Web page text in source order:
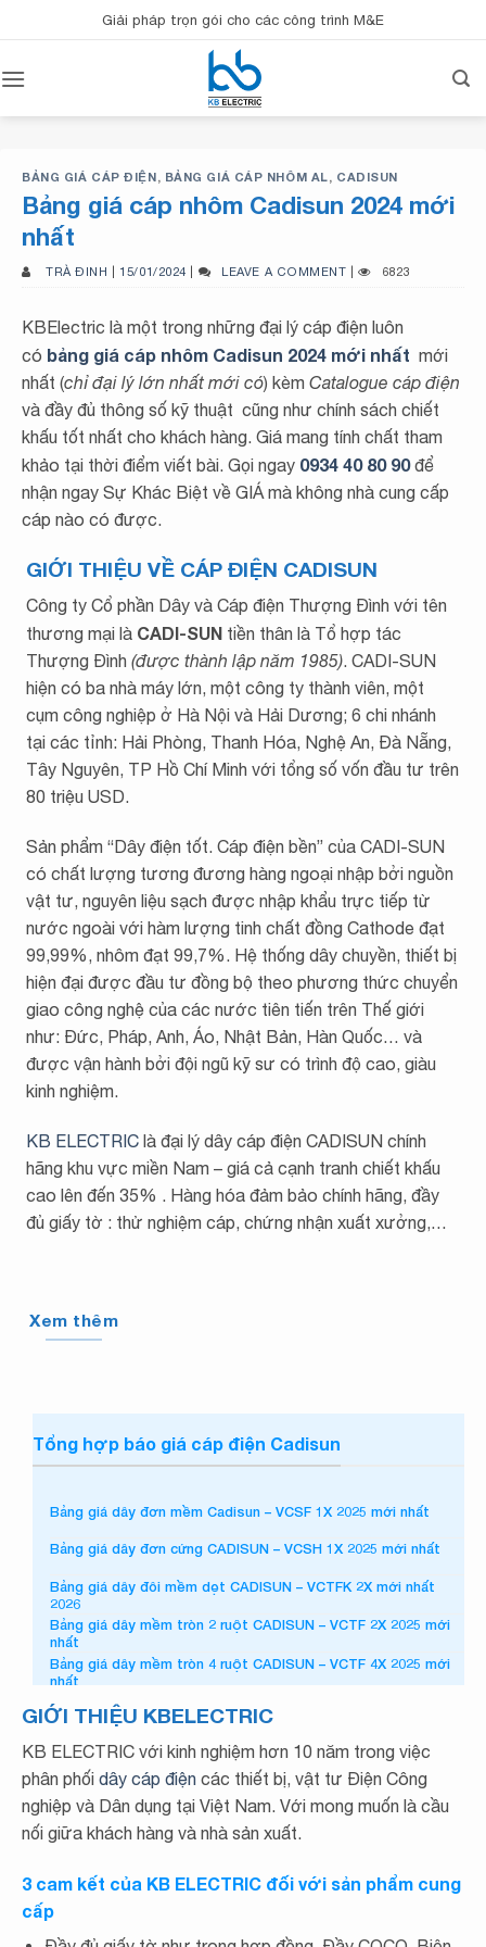
qua
dung
Giải pháp trọn gói cho các công trình M&E
BẢNG GIÁ CÁP ĐIỆN, BẢNG GIÁ CÁP NHÔM AL, CADISUN
Bảng giá cáp nhôm Cadisun 2024 mới
nhất
TRÀ ĐINH | 15/01/2024 | LEAVE A COMMENT | 6823
KBElectric là một trong những đại lý cáp điện luôn
có bảng giá cáp nhôm Cadisun 2024 mới nhất mới
nhất (chỉ đại lý lớn nhất mới có) kèm Catalogue cáp điện
và đầy đủ thông số kỹ thuật cũng như chính sách chiết
khấu tốt nhất cho khách hàng. Giá mang tính chất tham
khảo tại thời điểm viết bài. Gọi ngay 0934 40 80 90để
nhận ngay Sự Khác Biệt về GIÁ mà không nhà cung cấp
cáp nào có được.
GIỚI THIỆU VỀ CÁP ĐIỆN CADISUN
Công ty Cổ phần Dây và Cáp điện Thượng Đình với tên
thương mại là CADI-SUN tiền thân là Tổ hợp tác
Thượng Đình(được thành lập năm 1985). CADI-SUN
hiện có ba nhà máy lớn, một công ty thành viên, một
cụm công nghiệp ở Hà Nội và Hải Dương; 6 chi nhánh
tại các tỉnh: Hải Phòng, Thanh Hóa, Nghệ An, Đà Nẵng,
Tây Nguyên, TP Hồ Chí Minh với tổng số vốn đầu tư trên
80 triệu USD.
Sản phẩm “Dây điện tốt. Cáp điện bền” của CADI-SUN
có chất lượng tương đương hàng ngoại nhập bởi nguồn
vật tư, nguyên liệu sạch được nhập khẩu trực tiếp từ
nước ngoài với hàm lượng tinh chất đồng Cathode đạt
99,99%, nhôm đạt 99,7%. Hệ thống dây chuyền, thiết bị
hiện đại được đầu tư đồng bộ theo phương thức chuyển
giao công nghệ của các nước tiên tiến trên Thế giới
như: Đức, Pháp, Anh, Áo, Nhật Bản, Hàn Quốc… và
được vận hành bởi đội ngũ kỹ sư có trình độ cao, giàu
kinh nghiệm.
KB ELECTRIC là đại lý dây cáp điện CADISUN chính
hãng khu vực miền Nam – giá cả cạnh tranh chiết khấu
cao lên đến 35% . Hàng hóa đảm bảo chính hãng, đầy
đủ giấy tờ : thử nghiệm cáp, chứng nhận xuất xưởng,…
Xem thêm
Tổng hợp báo giá cáp điện Cadisun
Bảng giá dây đơn mềm Cadisun – VCSF 1X 2025 mới nhất
Bảng giá dây đơn cứng CADISUN – VCSH 1X 2025 mới nhất
Bảng giá dây đôi mềm dẹt CADISUN – VCTFK 2X mới nhất
2026
Bảng giá dây mềm tròn 2 ruột CADISUN – VCTF 2X 2025 mới
nhất
Bảng giá dây mềm tròn 4 ruột CADISUN – VCTF 4X 2025 mới
nhất
Bảng giá cáp cao su Cadisun – CRR 3X+1X 2025 mới nhất
Bảng giá cáp cao su Cadisun – CRR 1X 2025 mới nhất
Bảng giá cáp cao su Cadisun 2025 mới nhất
Bảng giá cáp chống cháy Cadisun mới nhất 2025
GIỚI THIỆU KBELECTRIC
KB ELECTRIC với kinh nghiệm hơn 10 năm trong việc
phân phối dây cáp điện các thiết bị, vật tư Điện Công
nghiệp và Dân dụng tại Việt Nam. Với mong muốn là cầu
nối giữa khách hàng và nhà sản xuất.
3 cam kết của KB ELECTRIC đối với sản phẩm cung
cấp